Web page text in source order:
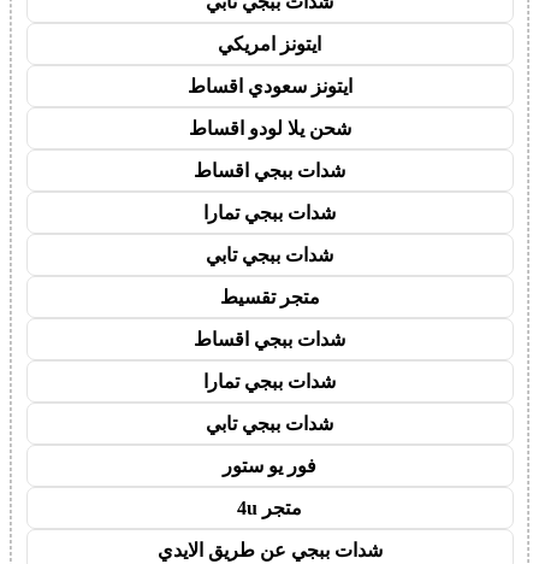
ايتونز امريكي
ايتونز سعودي اقساط
شحن يلا لودو اقساط
شدات ببجي اقساط
شدات ببجي تمارا
شدات ببجي تابي
متجر تقسيط
شدات ببجي اقساط
شدات ببجي تمارا
شدات ببجي تابي
فور يو ستور
متجر 4u
شدات ببجي عن طريق الايدي